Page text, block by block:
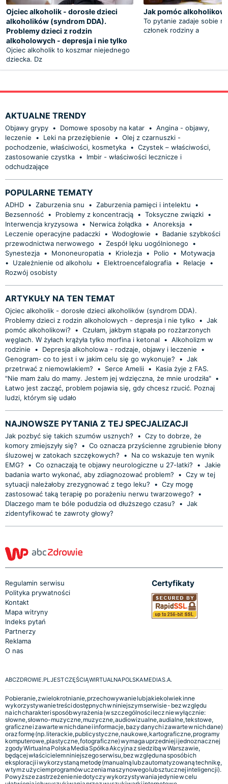
Ojciec alkoholik - dorosłe dzieci
alkoholików (syndrom DDA).
Problemy dzieci z rodzin
alkoholowych - depresja i nie tylko
Ojciec alkoholik to koszmar niejednego
dziecka. Dz
Jak pomóc
To pytanie zadaje sobie
członek rodziny a
AKTUALNE TRENDY
Objawy grypy • Domowe sposoby na katar • Angina - objawy,
leczenie
• Leki na przeziębienie • Olej z czarnuszki -
pochodzenie, właściwości, kosmetyka • Czystek – właściwości,
zastosowanie czystka •
Imbir - właściwości lecznicze i
odchudzające
POPULARNE TEMATY
ADHD • Zaburzenia snu • Zaburzenia pamięci i intelektu
•
Bezsenność • Problemy z koncentracją • Toksyczne związki •
Interwencja kryzysowa • Nerwica żołądka • Anoreksja •
Leczenie operacyjne padaczki • Wodogłowie •
Badanie szybkości
przewodnictwa nerwowego
• Zespół lęku uogólnionego
•
Synestezja • Mononeuropatia • Kriolezja • Polio •
Motywacja
•
Uzależnienie od alkoholu • Elektroencefalografia • Relacje
•
Rozwój osobisty
ARTYKUŁY NA TEN TEMAT
Ojciec alkoholik - dorosłe dzieci alkoholików (syndrom DDA).
Problemy dzieci z rodzin alkoholowych - depresja i nie tylko
• Jak
pomóc alkoholikowi?
• Czułam, jakbym stąpała po rozżarzonych
węglach. W żyłach krążyła tylko morfina i ketonal
• Alkoholizm w
rodzinie
• Depresja alkoholowa - rodzaje, objawy i leczenie
•
Genogram- co to jest i w jakim celu się go wykonuje?
• Jak
przetrwać z niemowlakiem?
• Serce Amelii •
Kasia żyje z FAS.
"Nie mam żalu do mamy. Jestem jej wdzięczna, że mnie urodziła" •
Łatwo jest zacząć, problem pojawia się, gdy chcesz rzucić. Poznaj
ludzi, którym się udało
NAJNOWSZE PYTANIA Z TEJ SPECJALIZACJI
Jak pozbyć się takich szumów usznych? • Czy to dobrze, że
komory zmiejszyły się?
• Co oznacza przyścienne zgrubienie błony
śluzowej w zatokach szczękowych?
•
Na co wskazuje ten wynik
EMG?
• Co oznaczają te objawy neurologiczne u 27-latki? • Jakie
badania warto wykonać, aby zdiagnozować problem?
• Czy w tej
sytuacji należałoby zrezygnować z tego leku?
• Czy mogę
zastosować taką terapię po porażeniu nerwu twarzowego?
•
Dlaczego mam te bóle podudzia od dłuższego czasu?
• Jak
zidentyfikować te zawroty głowy?
Regulamin serwisu
Polityka prywatności
Kontakt
Mapa witryny
Indeks pytań
Partnerzy
Reklama
O nas
Certyfikaty
ABCZDROWIE.PL JEST CZĘŚCIĄ WIRTUALNA POLSKA MEDIA S.A.
Pobieranie, zwielokrotnianie, przechowywanie lub jakiekolwiek inne
wykorzystywanie treści dostępnych w niniejszym serwisie - bez względu
na ich charakter i sposób wyrażenia (w szczególności lecz nie wyłącznie:
słowne, słowno-muzyczne, muzyczne, audiowizualne, audialne, tekstowe,
graficzne i zawarte w nich dane i informacje, bazy danych i zawarte w nich dane)
oraz formę (np. literackie, publicystyczne, naukowe, kartograficzne, programy
komputerowe, plastyczne, fotograficzne) wymaga uprzedniej i jednoznacznej
zgody Wirtualna Polska Media Spółka Akcyjna z siedzibą w Warszawie,
będącej właścicielem niniejszego serwisu, bez względu na sposób ich
eksploracji i wykorzystaną metodę (manualną lub zautomatyzowaną technikę,
w tym z użyciem programów uczenia maszynowego lub sztucznej inteligencji).
Powyższe zastrzeżenie nie dotyczy wykorzystywania jedynie w celu